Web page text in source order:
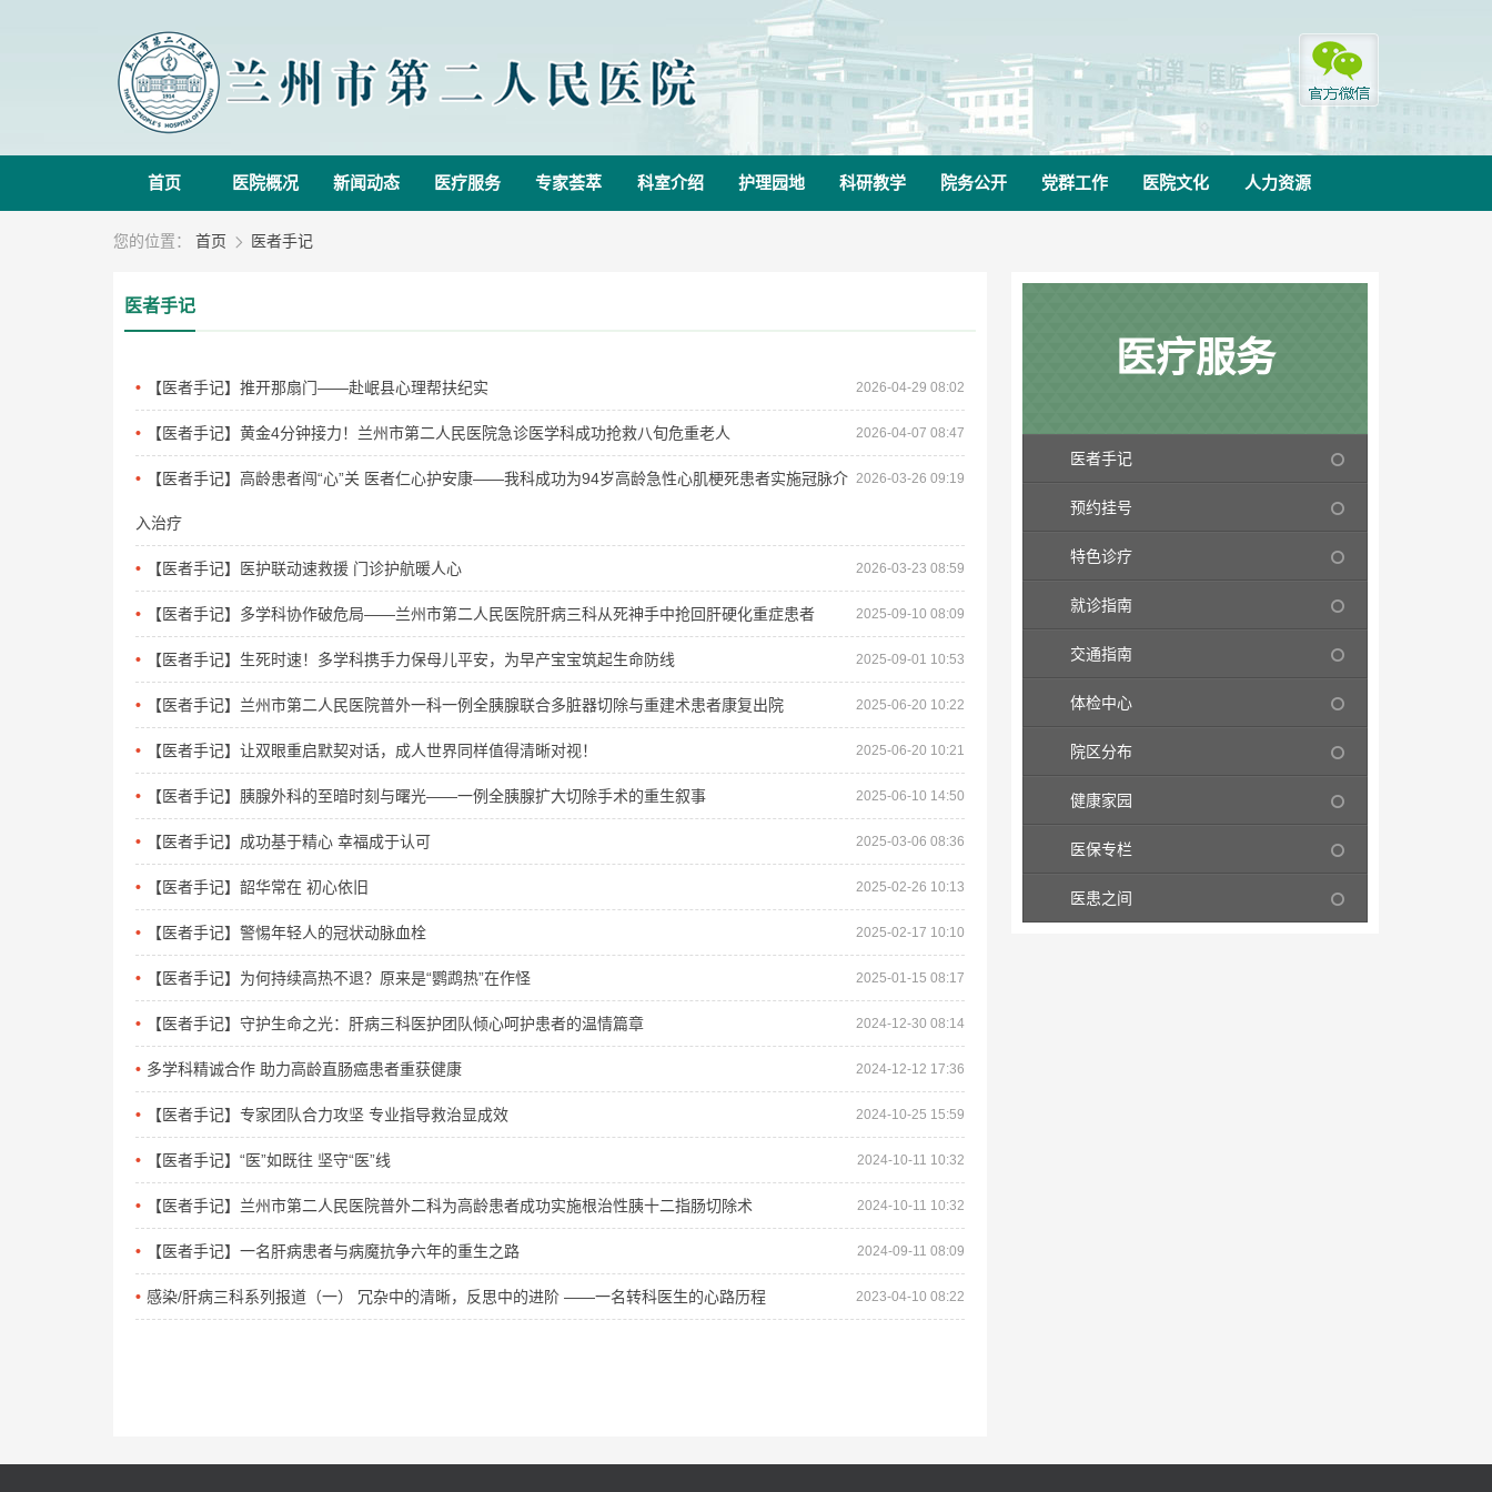
首页 医院概况 新闻动态 医疗服务 专家荟萃 科室介绍 护理园地 科研教学 院务公开 党群工作 医院文化 人力资源
您的位置： 首页  医者手记
医者手记
2026-04-29 08:02
【医者手记】推开那扇门——赴岷县心理帮扶纪实
2026-04-07 08:47
【医者手记】黄金4分钟接力！兰州市第二人民医院急诊医学科成功抢救八旬危重老人
2026-03-26 09:19
【医者手记】高龄患者闯“心”关 医者仁心护安康——我科成功为94岁高龄急性心肌梗死患者实施冠脉介
入治疗
2026-03-23 08:59
【医者手记】医护联动速救援 门诊护航暖人心
2025-09-10 08:09
【医者手记】多学科协作破危局——兰州市第二人民医院肝病三科从死神手中抢回肝硬化重症患者
2025-09-01 10:53
【医者手记】生死时速！多学科携手力保母儿平安，为早产宝宝筑起生命防线
2025-06-20 10:22
【医者手记】兰州市第二人民医院普外一科一例全胰腺联合多脏器切除与重建术患者康复出院
2025-06-20 10:21
【医者手记】让双眼重启默契对话，成人世界同样值得清晰对视！
2025-06-10 14:50
【医者手记】胰腺外科的至暗时刻与曙光——一例全胰腺扩大切除手术的重生叙事
2025-03-06 08:36
【医者手记】成功基于精心 幸福成于认可
2025-02-26 10:13
【医者手记】韶华常在 初心依旧
2025-02-17 10:10
【医者手记】警惕年轻人的冠状动脉血栓
2025-01-15 08:17
【医者手记】为何持续高热不退？原来是“鹦鹉热”在作怪
2024-12-30 08:14
【医者手记】守护生命之光：肝病三科医护团队倾心呵护患者的温情篇章
2024-12-12 17:36
多学科精诚合作 助力高龄直肠癌患者重获健康
2024-10-25 15:59
【医者手记】专家团队合力攻坚 专业指导救治显成效
2024-10-11 10:32
【医者手记】“医”如既往 坚守“医”线
2024-10-11 10:32
【医者手记】兰州市第二人民医院普外二科为高龄患者成功实施根治性胰十二指肠切除术
2024-09-11 08:09
【医者手记】一名肝病患者与病魔抗争六年的重生之路
2023-04-10 08:22
感染/肝病三科系列报道（一） 冗杂中的清晰，反思中的进阶 ——一名转科医生的心路历程
医疗服务
医者手记
预约挂号
特色诊疗
就诊指南
交通指南
体检中心
院区分布
健康家园
医保专栏
医患之间